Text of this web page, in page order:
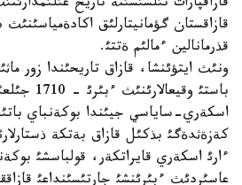
قازاقپارات تئلشئسئنة تاريح
قازاقستان گؤمانيتارلئق
قذرمانالين ءمالئم ةتتئ.
باستئ
اسكةري-ساياسي جيئندا بوكةنباي
كةزةثدةگئ بذكئل قازاق بةتكة